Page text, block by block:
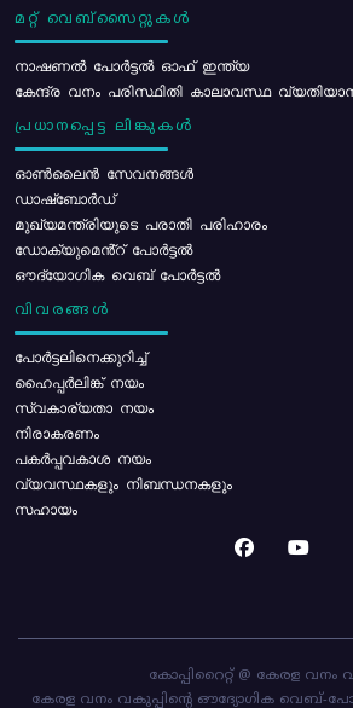
മറ്റ് വെബ്സൈറ്റുകൾ
നാഷണൽ പോർട്ടൽ ഓഫ് ഇന്ത്യ
കേന്ദ്ര വനം പരിസ്ഥിതി കാലാവസ്ഥ
പ്രധാനപ്പെട്ട ലിങ്കുകൾ
ഓൺലൈൻ സേവനങ്ങൾ
ഡാഷ്ബോർഡ്
മുഖ്യമന്ത്രിയുടെ പരാതി പരിഹാരം
ഡോക്യുമെൻ്റ് പോർട്ടൽ
ഔദ്യോഗിക വെബ് പോർട്ടൽ
വിവരങ്ങൾ
പോര്‍ട്ടലിനെക്കുറിച്ച്
ഹൈപ്പർലിങ്ക് നയം
സ്വകാര്യതാ നയം
നിരാകരണം
പകർപ്പവകാശ നയം
വ്യവസ്ഥകളും നിബന്ധനകളും
സഹായം
കോപ്പിറൈറ്റ് @ കേരള വനം
കേരള വനം വകുപ്പിന്റെ ഔദ്യോഗിക വെബ്-